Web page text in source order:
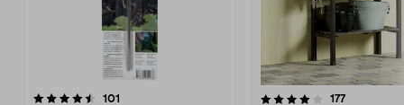
101
4.0 av 5 stjärnor 177
4.5 av 5 stjärnor